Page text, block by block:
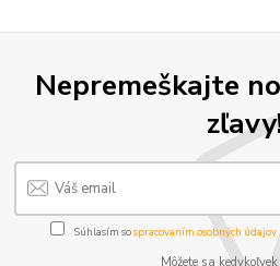
Nepremeškajte
Súhlasím sospracovaním osobných údajov
Môžete sa